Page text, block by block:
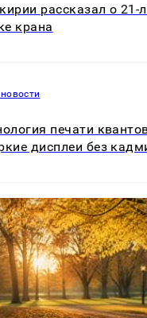
рассказал о 21-
крана
печати
дисплеи без